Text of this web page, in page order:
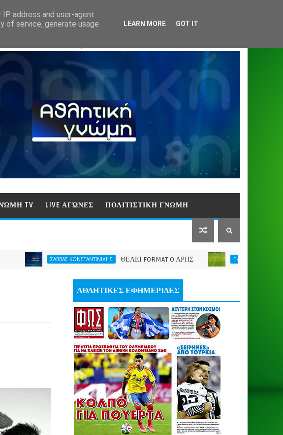
TV LIVE ΑΓΏΝΕΣ ΠΟΛΙΤΙΣΤΙΚΗ ΓΝΩΜΗ
ΣΑΒΒΑΣ ΚΩΝΣΤΑΝΤΙΝΙΔΗΣ ΘΕΛΕΙ FORMAT O ΑΡΗΣ ΠΑΕ ΑΡΗΣ Η νίκη μας
ΑΘΛΗΤΙΚΕΣ ΕΦΗΜΕΡΙΔΕΣ
address and user-agent
of service, generate usage
LEARN MORE GOT IT